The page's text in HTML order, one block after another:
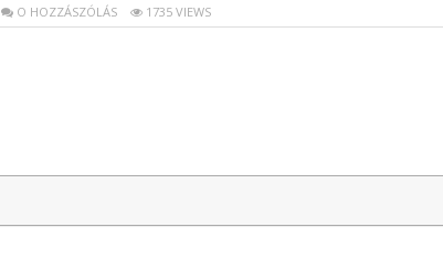
O HOZZÁSZÓLÁS 1735 VIEWS